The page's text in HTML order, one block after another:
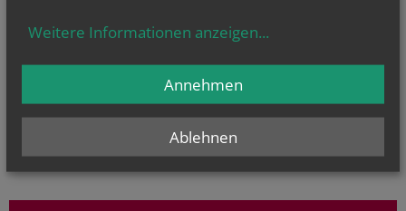
NAMENSTAGE
Kajetan, Hl....
Weitere Informationen anzeigen...
Ablehnen
Annehmen